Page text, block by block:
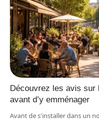
Découvrez les avis sur
avant d’y emménager
Avant de s'installer dans un